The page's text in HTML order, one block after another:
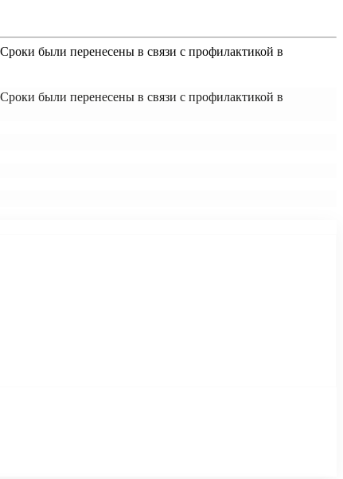
были перенесены в связи с профилактикой в
были перенесены в связи с профилактикой в